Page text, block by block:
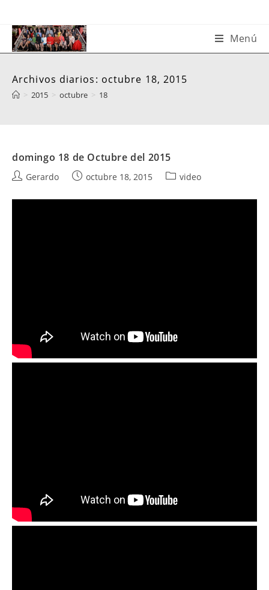
contenido
Menú
Archivos diarios: octubre 18, 2015
> 2015 > octubre > 18
domingo 18 de Octubre del 2015
Autor
la
Gerardo
Publicación
la
octubre 18, 2015
Categoría
la
video